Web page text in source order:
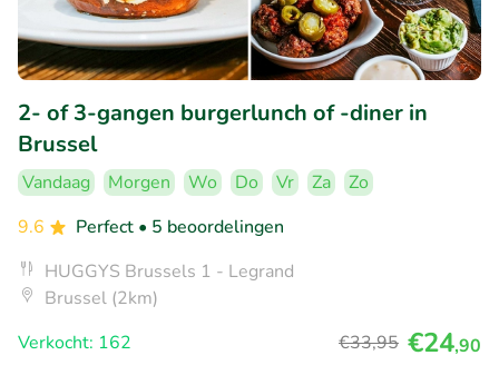
2- of 3-gangen burgerlunch of -diner in
Brussel
Vandaag Morgen Wo Do Vr Za
Zo
9.6
Perfect • 5 beoordelingen
HUGGYS Brussels 1 - Legrand
Brussel (2km)
Verkocht: 162
€33,95 €24,90